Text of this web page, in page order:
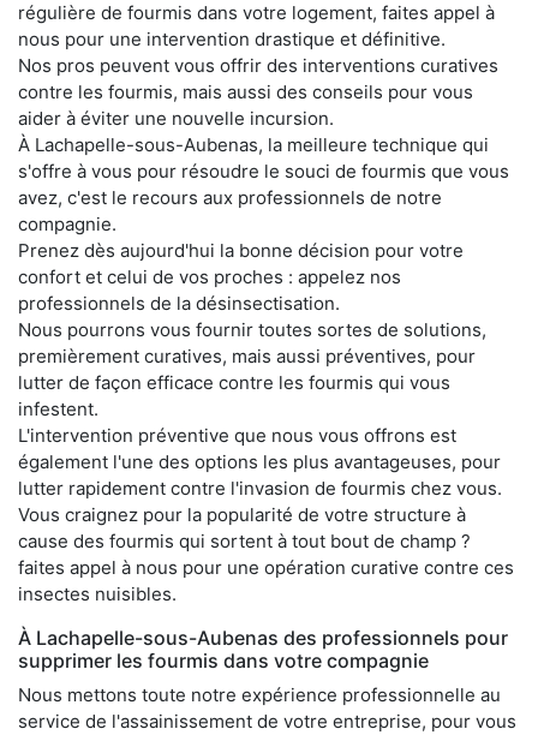
régulière de fourmis dans votre logement, faites appel à
nous pour une intervention drastique et définitive.
Nos pros peuvent vous offrir des interventions curatives
contre les fourmis, mais aussi des conseils pour vous
aider à éviter une nouvelle incursion.
À Lachapelle-sous-Aubenas, la meilleure technique qui
s'offre à vous pour résoudre le souci de fourmis que vous
avez, c'est le recours aux professionnels de notre
compagnie.
Prenez dès aujourd'hui la bonne décision pour votre
confort et celui de vos proches : appelez nos
professionnels de la désinsectisation.
Nous pourrons vous fournir toutes sortes de solutions,
premièrement curatives, mais aussi préventives, pour
lutter de façon efficace contre les fourmis qui vous
infestent.
L'intervention préventive que nous vous offrons est
également l'une des options les plus avantageuses, pour
lutter rapidement contre l'invasion de fourmis chez vous.
Vous craignez pour la popularité de votre structure à
cause des fourmis qui sortent à tout bout de champ ?
faites appel à nous pour une opération curative contre ces
insectes nuisibles.
À Lachapelle-sous-Aubenas des professionnels pour
supprimer les fourmis dans votre compagnie
Nous mettons toute notre expérience professionnelle au
service de l'assainissement de votre entreprise, pour vous